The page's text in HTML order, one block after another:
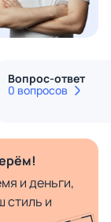
Вопрос-ответ
0 вопросов
и деньги,
стиль и